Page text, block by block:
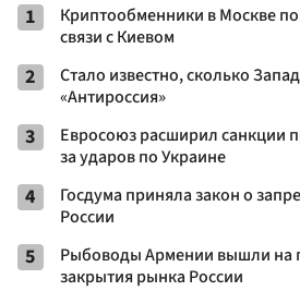
1
Криптообменники в Москве
связи с Киевом
2
Стало известно, сколько
«Антироссия»
3
Евросоюз расширил санкции
за ударов по Украине
4
Госдума приняла закон о
России
5
Рыбоводы Армении вышли на
закрытия рынка России